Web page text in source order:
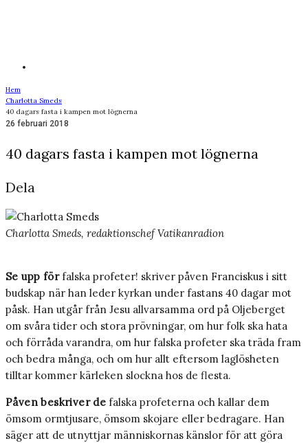
Hem
Charlotta Smeds
40 dagars fasta i kampen mot lögnerna
26 februari 2018
40 dagars fasta i kampen mot lögnerna
Dela
Charlotta Smeds, redaktionschef Vatikanradion
Se upp förfalska profeter! skriver påven Franciskus i sitt
budskap när han leder kyrkan under fastans 40 dagar mot
påsk. Han utgår från Jesu allvarsamma ord på Oljeberget
om svåra tider och stora prövningar, om hur folk ska hata
och förråda varandra, om hur falska profeter ska träda fram
och bedra många, och om hur allt eftersom laglösheten
tilltar kommer kärleken slockna hos de flesta.
Påven beskriver de falska profeterna och kallar dem
ömsom ormtjusare, ömsom skojare eller bedragare. Han
säger att de utnyttjar människornas känslor för att göra